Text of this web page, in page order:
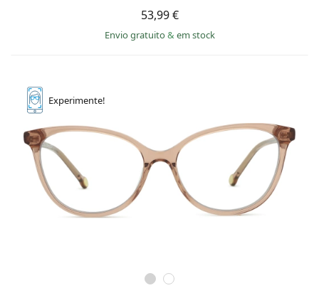
53,99 €
Envio gratuito& em stock
Experimente!